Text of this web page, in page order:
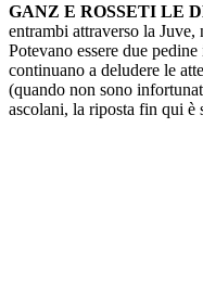
GANZ E ROSSETI LE
entrambi attraverso la
Potevano essere due
continuano a deludere le
(quando non sono
ascolani, la riposta fin qui è